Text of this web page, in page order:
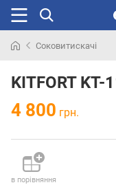
раніше
Соковитискачі
KITFORT KT-
4 800 грн.
в порівняння